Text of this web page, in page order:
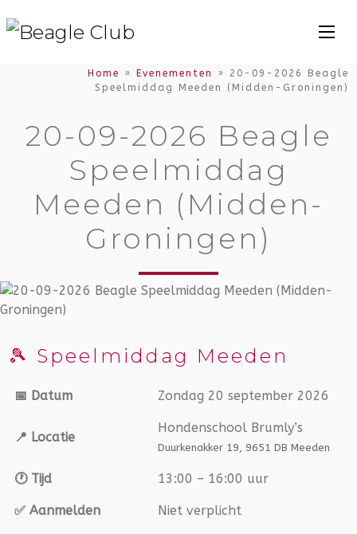
Home » Evenementen » 20-09-2026 Beagle
Speelmiddag Meeden (Midden-Groningen)
20-09-2026 Beagle
Speelmiddag
Meeden (Midden-
Groningen)
🎾 Speelmiddag Meeden
📅 Datum Zondag 20 september 2026
📍 Locatie
Hondenschool Brumly’s
Duurkenakker 19, 9651 DB Meeden
🕐 Tijd 13:00 – 16:00 uur
✅ Aanmelden Niet verplicht